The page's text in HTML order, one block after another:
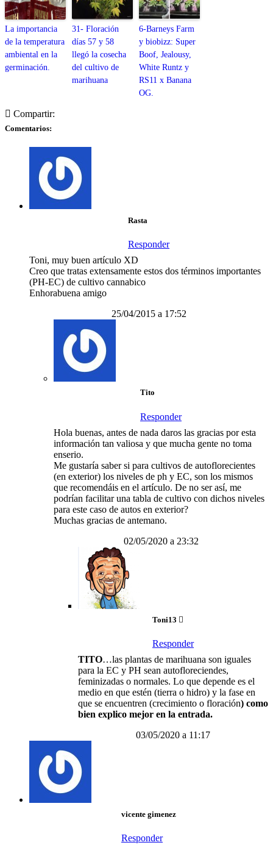
La importancia
de la temperatura
ambiental en la
germinación.
31- Floración
días 57 y 58
llegó la cosecha
del cultivo de
marihuana
6-Barneys Farm
y biobizz: Super
Boof, Jealousy,
White Runtz y
RS11 x Banana
OG.
Compartir:
Comentarios:
Rasta
Responder
Toni, muy buen artículo XD
Creo que tratas extensamente estos dos términos importantes
(PH-EC) de cultivo cannabico
Enhorabuena amigo
25/04/2015 a 17:52
Tito
Responder
Hola buenas, antes de nada daros las gracias por esta
información tan valiosa y que mucha gente no toma
enserio.
Me gustaría saber si para cultivos de autoflorecientes
(en exterior) los niveles de ph y EC, son los mismos
que recomendáis en el artículo. De no ser así, me
podrían facilitar una tabla de cultivo con dichos niveles
para este caso de autos en exterior?
Muchas gracias de antemano.
02/05/2020 a 23:32
Toni13
Responder
TITO…las plantas de marihuana son iguales
para la EC y PH sean autofloreciendes,
feminizadas o normales. Lo que depende es el
medio en que estén (tierra o hidro) y la fase en
que se encuentren (crecimiento o floración) como
bien explico mejor en la entrada.
03/05/2020 a 11:17
vicente gimenez
Responder